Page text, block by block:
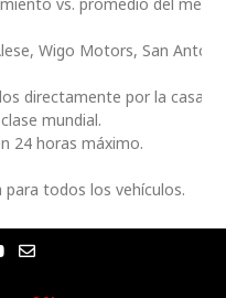
vs. promedio del
Wigo Motors, San
directamente por la casa
mundial.
24 horas máximo.
todos los vehículos.
E
n